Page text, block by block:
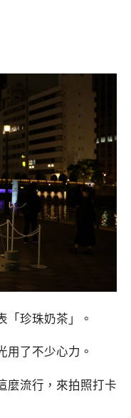
「珍珠奶茶」。
用了不少心力。
麼流行，來拍照打卡